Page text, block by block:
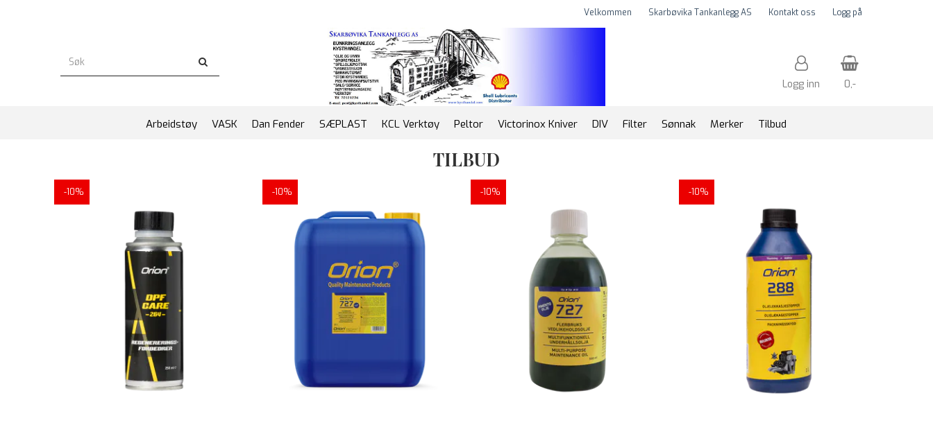
Velkommen Skarbøvika Tankanlegg AS Kontakt oss Logg på
Logg inn 0,-
Arbeidstøy VASK Dan Fender SÆPLAST KCL Verktøy Peltor Victorinox Kniver DIV Filter Sønnak Merker Tilbud
TILBUD
-10% -10% -10% -10%